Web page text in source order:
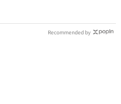
Recommended by